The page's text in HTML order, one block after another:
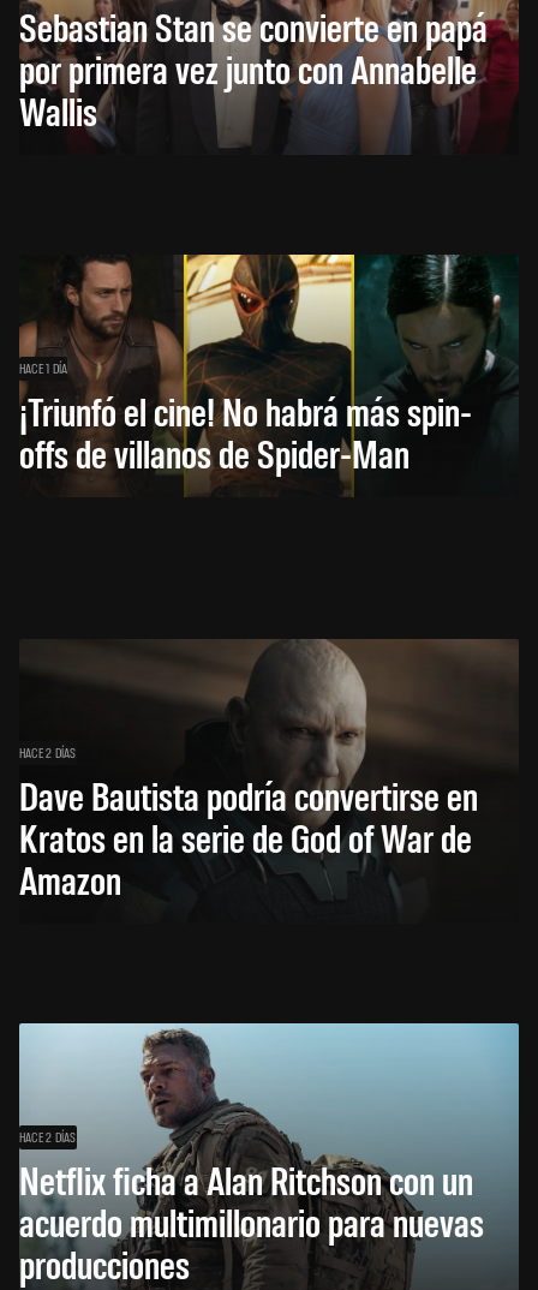
Sebastian Stan se convierte en papá
por primera vez junto con Annabelle
Wallis
HACE 1 DÍA
¡Triunfó el cine! No habrá más spin-
offs de villanos de Spider-Man
HACE 2 DÍAS
Dave Bautista podría convertirse en
Kratos en la serie de God of War de
Amazon
HACE 2 DÍAS
Netflix ficha a Alan Ritchson con un
acuerdo multimillonario para nuevas
producciones